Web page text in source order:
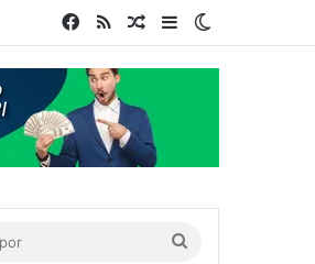
Facebook
RSS Publicación al azar
Barra lateral